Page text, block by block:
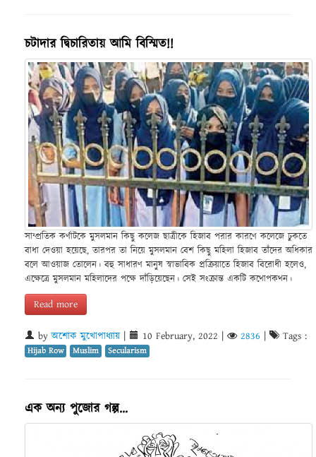
চটাদার দ্বিচারিতায় আমি বিস্মিত!!
সাম্প্রতিক কর্ণাটকে মুসলমান কিছু কলেজ ছাত্রীকে হিজাব পরার কারণে কলেজে ঢুকতে
বাধা দেওয়া হয়েছে, তারপর তা নিয়ে মুসলমান বেশ কিছু মহিলা হিজাব তাঁদের অধিকার
বলে আওয়াজ তোলেন। বহু সাধারণ মানুষ স্বাভাবিক প্রক্রিয়াতে হিজাব বিরোধী হলেও,
এক্ষেত্রে মুসলমান মহিলাদের পক্ষে দাঁড়িয়েছেন। সেই সংক্রান্ত একটি কথোপকথন।
Read more
byঅশোক মুখোপাধ্যায় 10 February, 2022 2836 Tags :
Hijab Row Muslim Secularism
এক অন্য পুজোর গল্প…